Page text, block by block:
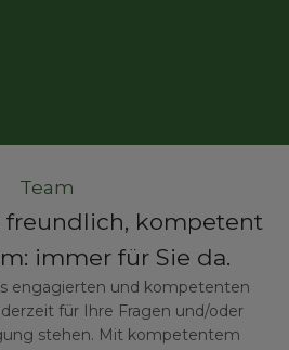
Team
freundlich, kompetent
immer für Sie da.
engagierten und kompetenten
für Ihre Fragen und/oder
stehen. Mit kompetentem